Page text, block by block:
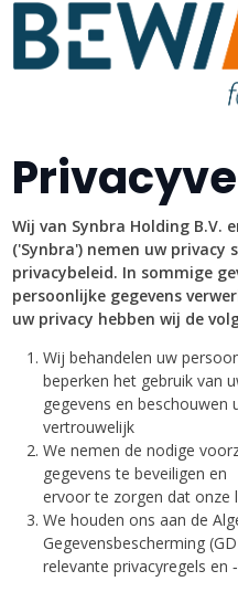
Wij van Synbra Holding B.V.
('Synbra') nemen uw
privacybeleid. In sommige
persoonlijke gegevens
uw privacy hebben wij de
Wij behandelen uw
beperken het gebruik van
gegevens en beschouwen
vertrouwelijk
We nemen de nodige
gegevens te beveiligen en
ervoor te zorgen dat onze
We houden ons aan de
Gegevensbescherming
relevante privacyregels en